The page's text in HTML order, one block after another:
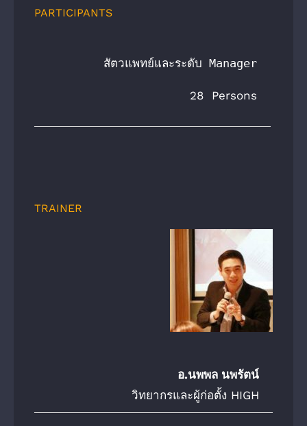
PARTICIPANTS
สัตวแพทย์และระดับ Manager
28 Persons
TRAINER
อ.นพพล นพรัตน์
วิทยากรและผู้ก่อตั้ง HIGH